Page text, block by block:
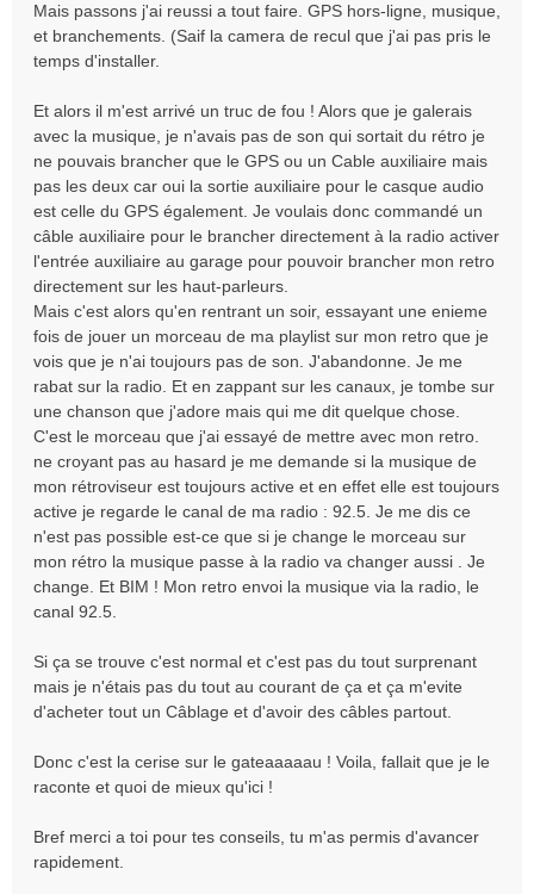
Mais passons j'ai reussi a tout faire. GPS hors-ligne, musique,
et branchements. (Saif la camera de recul que j'ai pas pris le
temps d'installer.
Et alors il m'est arrivé un truc de fou ! Alors que je galerais
avec la musique, je n'avais pas de son qui sortait du rétro je
ne pouvais brancher que le GPS ou un Cable auxiliaire mais
pas les deux car oui la sortie auxiliaire pour le casque audio
est celle du GPS également. Je voulais donc commandé un
câble auxiliaire pour le brancher directement à la radio activer
l'entrée auxiliaire au garage pour pouvoir brancher mon retro
directement sur les haut-parleurs.
Mais c'est alors qu'en rentrant un soir, essayant une enieme
fois de jouer un morceau de ma playlist sur mon retro que je
vois que je n'ai toujours pas de son. J'abandonne. Je me
rabat sur la radio. Et en zappant sur les canaux, je tombe sur
une chanson que j'adore mais qui me dit quelque chose.
C'est le morceau que j'ai essayé de mettre avec mon retro.
ne croyant pas au hasard je me demande si la musique de
mon rétroviseur est toujours active et en effet elle est toujours
active je regarde le canal de ma radio : 92.5. Je me dis ce
n'est pas possible est-ce que si je change le morceau sur
mon rétro la musique passe à la radio va changer aussi . Je
change. Et BIM ! Mon retro envoi la musique via la radio, le
canal 92.5.
Si ça se trouve c'est normal et c'est pas du tout surprenant
mais je n'étais pas du tout au courant de ça et ça m'evite
d'acheter tout un Câblage et d'avoir des câbles partout.
Donc c'est la cerise sur le gateaaaaau ! Voila, fallait que je le
raconte et quoi de mieux qu'ici !
Bref merci a toi pour tes conseils, tu m'as permis d'avancer
rapidement.